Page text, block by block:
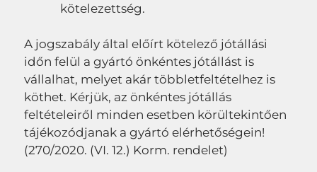
kötelezettség.
A jogszabály által előírt kötelező jótállási
időn felül a gyártó önkéntes jótállást is
vállalhat, melyet akár többletfeltételhez is
köthet. Kérjük, az önkéntes jótállás
feltételeiről minden esetben körültekintően
tájékozódjanak a gyártó elérhetőségein!
(270/2020. (VI. 12.) Korm. rendelet)